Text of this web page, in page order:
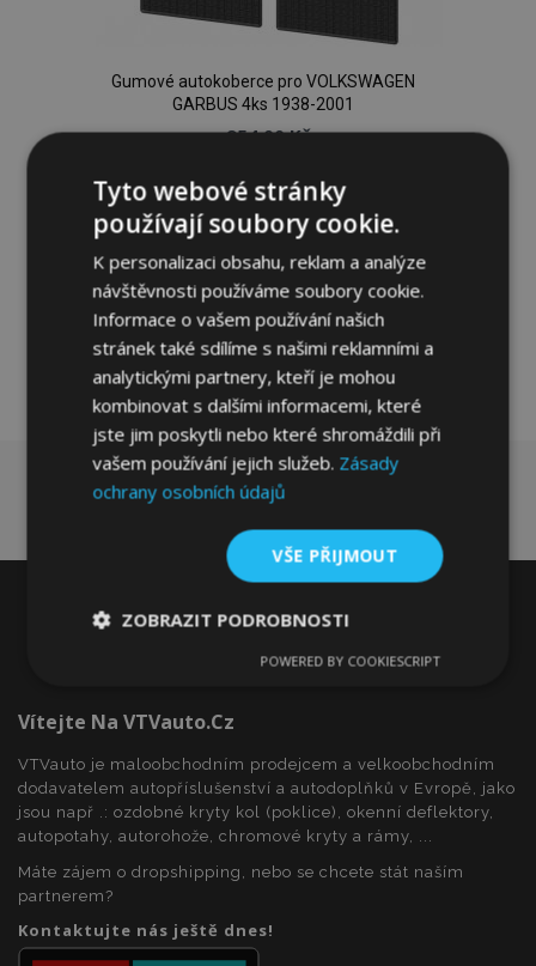
Gumové autokoberce pro VOLKSWAGEN
GARBUS 4ks 1938-2001
954,00 Kč
Přidat Do Košíku
k
oblíbeným
Vítejte Na VTVauto.cz
VTVauto je maloobchodním prodejcem a velkoobchodním
dodavatelem autopříslušenství a autodoplňků v Evropě, jako
jsou např .: ozdobné kryty kol (poklice), okenní deflektory,
autopotahy, autorohože, chromové kryty a rámy, ...
Máte zájem o dropshipping, nebo se chcete stát naším
partnerem?
Kontaktujte nás ještě dnes!
Tyto webové stránky
používají soubory cookie.
K personalizaci obsahu, reklam a analýze
návštěvnosti používáme soubory cookie.
Informace o vašem používání našich
stránek také sdílíme s našimi reklamními a
analytickými partnery, kteří je mohou
kombinovat s dalšími informacemi, které
jste jim poskytli nebo které shromáždili při
vašem používání jejich služeb. Zásady
ochrany osobních údajů
VŠE PŘIJMOUT
ZOBRAZIT PODROBNOSTI
soubory
Výkonové
Soubory
Funkční soubory
POWERED BY COOKIESCRIPT